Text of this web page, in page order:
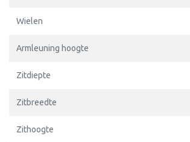
Wielen
Armleuning hoogte
Zitdiepte
Zitbreedte
Zithoogte